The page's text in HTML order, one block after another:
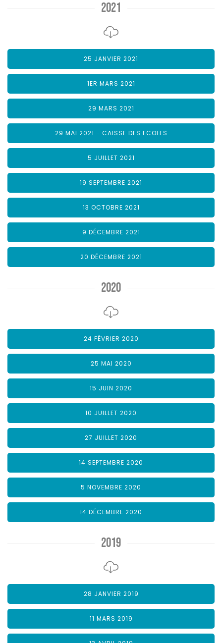
2021
25 JANVIER 2021
1ER MARS 2021
29 MARS 2021
29 MAI 2021 - CAISSE DES ECOLES
5 JUILLET 2021
19 SEPTEMBRE 2021
13 OCTOBRE 2021
9 DÉCEMBRE 2021
20 DÉCEMBRE 2021
2020
24 FÉVRIER 2020
25 MAI 2020
15 JUIN 2020
10 JUILLET 2020
27 JUILLET 2020
14 SEPTEMBRE 2020
5 NOVEMBRE 2020
14 DÉCEMBRE 2020
2019
28 JANVIER 2019
11 MARS 2019